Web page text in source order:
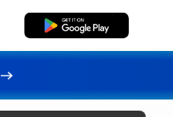
Gratis Download